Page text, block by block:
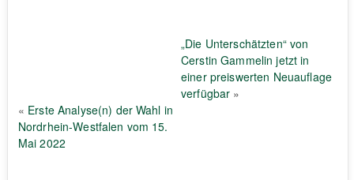
„Die Unterschätzten“ von
Cerstin Gammelin jetzt in
einer preiswerten Neuauflage
verfügbar »
« Erste Analyse(n) der Wahl in
Nordrhein-Westfalen vom 15.
Mai 2022